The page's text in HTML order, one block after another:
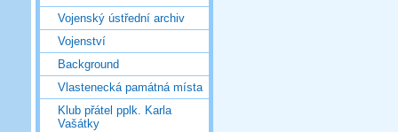
Vojenský ústřední archiv
Vojenství
Background
Vlastenecká památná místa
Klub přátel pplk. Karla
Vašátky